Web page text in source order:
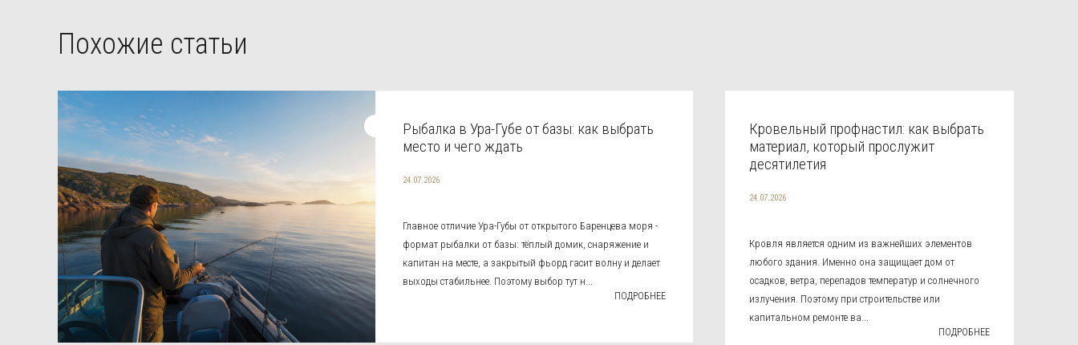
Похожие статьи
Рыбалка в Ура-Губе от базы: как выбрать
место и чего ждать
24.07.2026
Главное отличие Ура-Губы от открытого Баренцева моря -
формат рыбалки от базы: тёплый домик, снаряжение и
капитан на месте, а закрытый фьорд гасит волну и делает
выходы стабильнее. Поэтому выбор тут н...
ПОДРОБНЕЕ
Кровельный профнастил: как выбрать
материал, который прослужит
десятилетия
24.07.2026
Кровля является одним из важнейших элементов
любого здания. Именно она защищает дом от
осадков, ветра, перепадов температур и солнечного
излучения. Поэтому при строительстве или
капитальном ремонте ва...
ПОДРОБНЕЕ